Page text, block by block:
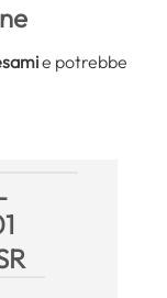
e potrebbe